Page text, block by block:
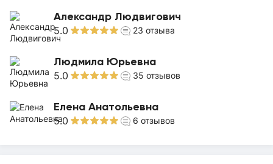
Александр Людвигович
5.0 23 отзыва
Людмила Юрьевна
5.0 35 отзывов
Елена Анатольевна
5.0 6 отзывов